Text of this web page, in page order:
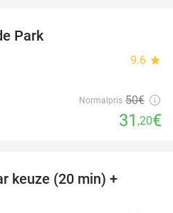
Park
9.6 star
Normalpris 50€
31 ,20€
keuze (20 min) +